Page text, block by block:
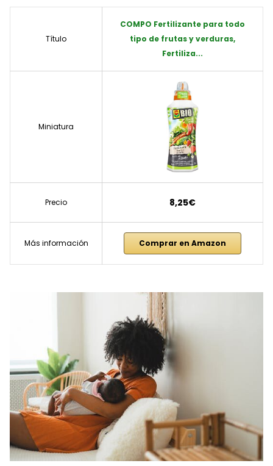
Título
COMPO Fertilizante para todo
tipo de frutas y verduras,
Fertiliza...
Miniatura
Precio 8,25€
Más información Comprar en Amazon